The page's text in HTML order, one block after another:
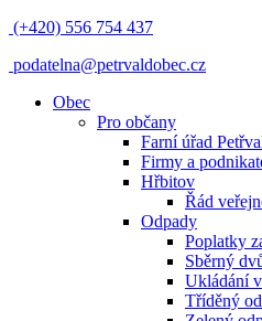
(+420) 556 754 437
podatelna@petrvaldobec.cz
Obec
Pro občany
Farní úřad
Firmy a
Hřbitov
Řád
Odpady
Poplatky
Sběrný
Ukládání
Tříděný